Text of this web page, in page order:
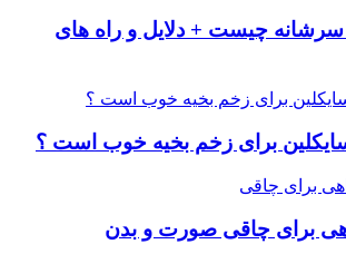
چیست + دلایل و راه های
برای زخم بخیه خوب است ؟
برای چاقی صورت و بدن